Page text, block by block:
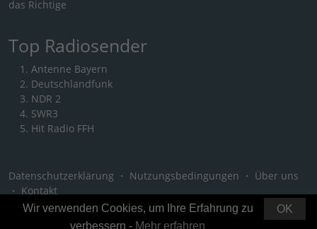
das Richtige
Top Radiosender
Antenne Bayern
Deutschlandfunk
NDR 2
SWR3
Hit Radio FFH
Datenschutzerklärung ・ Nutzungsbedingungen ・ Über uns
・ Kontakt
OK
Wir verwenden Cookies, um Ihre Erfahrung zu
verbessern - Mehr erfahren